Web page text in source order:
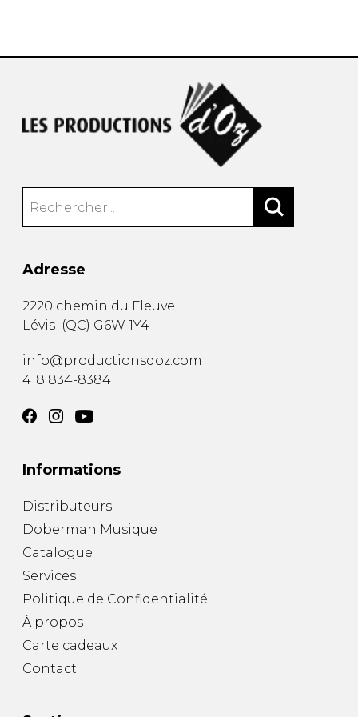
Adresse
2220 chemin du Fleuve
Lévis (QC) G6W 1Y4
info@productionsdoz.com
418 834-8384
Informations
Distributeurs
Doberman Musique
Catalogue
Services
Politique de Confidentialité
À propos
Carte cadeaux
Contact